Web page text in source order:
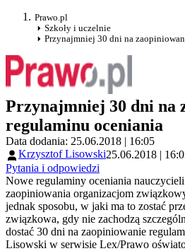
Prawo.pl
Szkoły i uczelnie
Przynajmniej 30 dni na
Przynajmniej 30 dni na
regulaminu oceniania
Data dodania: 25.06.2018 | 16:05
Krzysztof Lisowski25.06.2018 |
Pytania i odpowiedzi
Nowe regulaminy oceniania
zaopiniowania organizacjom
jednak sposobu, w jaki ma to zostać
związkowa, gdy nie zachodzą
dostać 30 dni na zaopiniowanie
Lisowski w serwisie Lex/Prawo